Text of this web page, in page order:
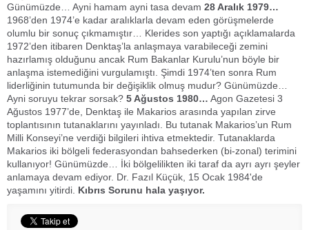
Günümüzde… Ayni hamam ayni tasa devam 28 Aralık 1979…
1968’den 1974’e kadar aralıklarla devam eden görüşmelerde
olumlu bir sonuç çıkmamıştır… Klerides son yaptığı açıklamalarda
1972’den itibaren Denktaş’la anlaşmaya varabileceği zemini
hazırlamış olduğunu ancak Rum Bakanlar Kurulu’nun böyle bir
anlaşma istemediğini vurgulamıştı. Şimdi 1974’ten sonra Rum
liderliğinin tutumunda bir değişiklik olmuş mudur? Günümüzde…
Ayni soruyu tekrar sorsak? 5 Ağustos 1980… Agon Gazetesi 3
Ağustos 1977’de, Denktaş ile Makarios arasında yapılan zirve
toplantısının tutanaklarını yayınladı. Bu tutanak Makarios’un Rum
Milli Konseyi’ne verdiği bilgileri ihtiva etmektedir. Tutanaklarda
Makarios iki bölgeli federasyondan bahsederken (bi-zonal) terimini
kullanıyor! Günümüzde… İki bölgelilikten iki taraf da ayrı ayrı şeyler
anlamaya devam ediyor. Dr. Fazıl Küçük, 15 Ocak 1984'de
yaşamını yitirdi. Kıbrıs Sorunu hala yaşıyor.